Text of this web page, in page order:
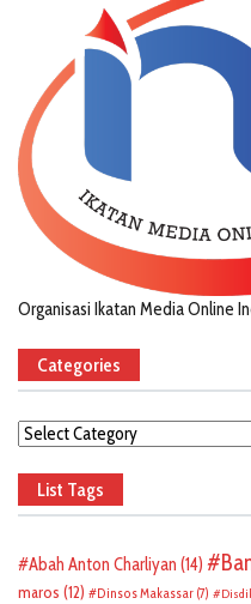
Organisasi Ikatan Media Online
Categories
Categories
List Tags
Abah Anton Charliyan (14)
maros (12) Dinsos Makassar (7)